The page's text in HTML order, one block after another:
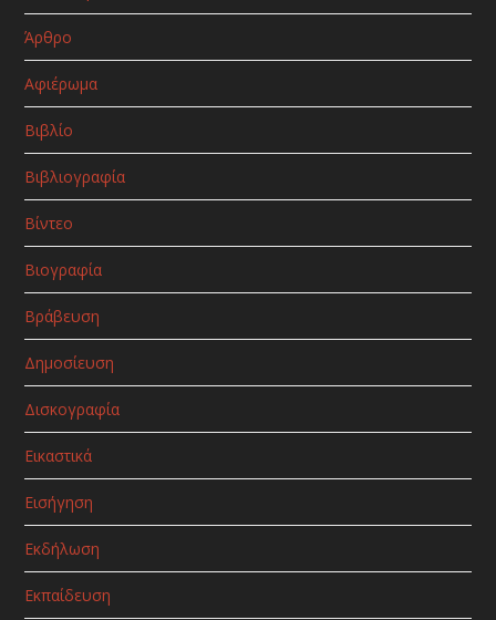
Άρθρο
Αφιέρωμα
Βιβλίο
Βιβλιογραφία
Βίντεο
Βιογραφία
Βράβευση
Δημοσίευση
Δισκογραφία
Εικαστικά
Εισήγηση
Εκδήλωση
Εκπαίδευση